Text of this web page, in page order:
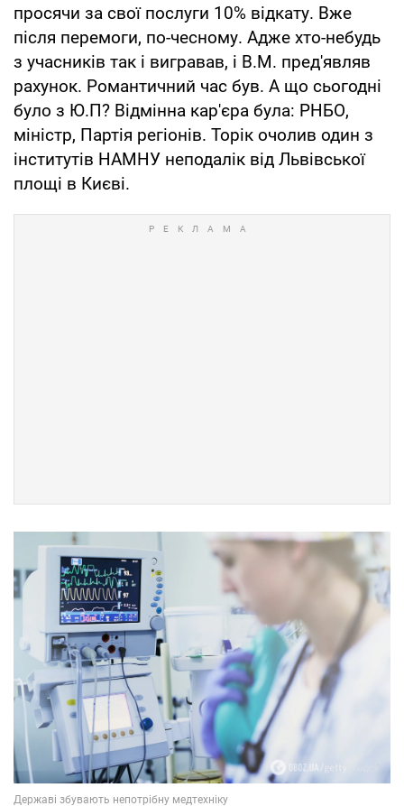
просячи за свої послуги 10% відкату. Вже
після перемоги, по-чесному. Адже хто-небудь
з учасників так і вигравав, і В.М. пред'являв
рахунок. Романтичний час був. А що сьогодні
було з Ю.П? Відмінна кар'єра була: РНБО,
міністр, Партія регіонів. Торік очолив один з
інститутів НАМНУ неподалік від Львівської
площі в Києві.